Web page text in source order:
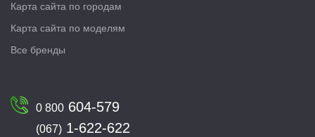
Карта сайта по городам
Карта сайта по моделям
Все бренды
0 800 604-579
(067) 1-622-622